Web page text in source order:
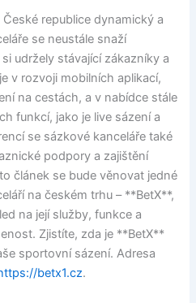
republice dynamický a
se neustále snaží
udržely stávající zákazníky a
v rozvoji mobilních aplikací,
na cestách, a v nabídce stále
funkcí, jako je live sázení a
se sázkové kanceláře také
podpory a zajištění
článek se bude věnovat jedné
na českém trhu – **BetX**,
na její služby, funkce a
Zjistíte, zda je **BetX**
sportovní sázení. Adresa
betx1.cz.